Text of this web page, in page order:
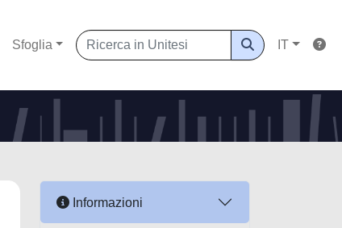
Sfoglia IT
Informazioni